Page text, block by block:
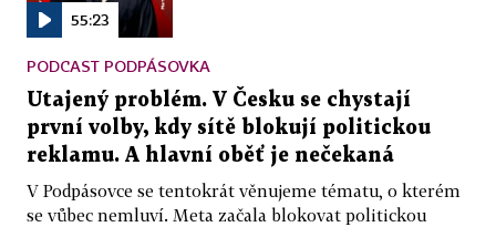
55:23
PODCAST PODPÁSOVKA
Utajený problém. V Česku se chystají
první volby, kdy sítě blokují politickou
reklamu. A hlavní oběť je nečekaná
V Podpásovce se tentokrát věnujeme tématu, o kterém
se vůbec nemluví. Meta začala blokovat politickou